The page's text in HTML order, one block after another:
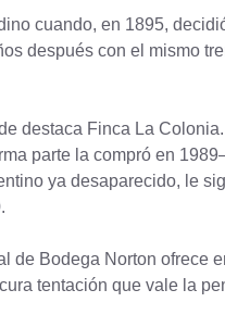
cuando, en 1895,
después con el mismo
destaca Finca La
parte la compró en
ya desaparecido, le
Bodega Norton ofrece
tentación que vale la